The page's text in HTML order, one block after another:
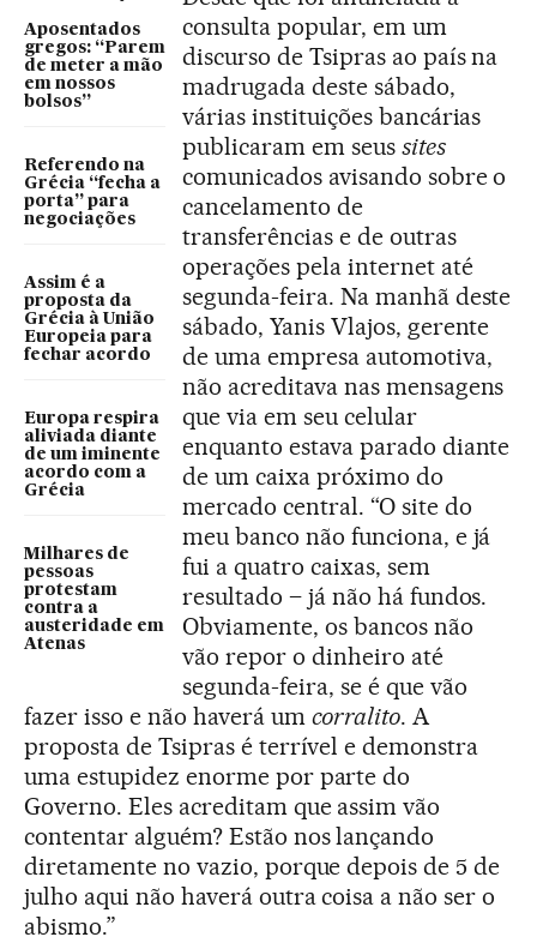
Aposentados
gregos: “Parem
de meter a mão
em nossos
bolsos”
Referendo na
Grécia “fecha a
porta” para
negociações
Assim é a
proposta da
Grécia à União
Europeia para
fechar acordo
Europa respira
aliviada diante
de um iminente
acordo com a
Grécia
Milhares de
pessoas
protestam
contra a
austeridade em
Atenas
consulta popular, em um
discurso de Tsipras ao país na
madrugada deste sábado,
várias instituições bancárias
publicaram em seus sites
comunicados avisando sobre o
cancelamento de
transferências e de outras
operações pela internet até
segunda-feira. Na manhã deste
sábado, Yanis Vlajos, gerente
de uma empresa automotiva,
não acreditava nas mensagens
que via em seu celular
enquanto estava parado diante
de um caixa próximo do
mercado central. “O site do
meu banco não funciona, e já
fui a quatro caixas, sem
resultado – já não há fundos.
Obviamente, os bancos não
vão repor o dinheiro até
segunda-feira, se é que vão
fazer isso e não haverá um corralito. A
proposta de Tsipras é terrível e demonstra
uma estupidez enorme por parte do
Governo. Eles acreditam que assim vão
contentar alguém? Estão nos lançando
diretamente no vazio, porque depois de 5 de
julho aqui não haverá outra coisa a não ser o
abismo.”